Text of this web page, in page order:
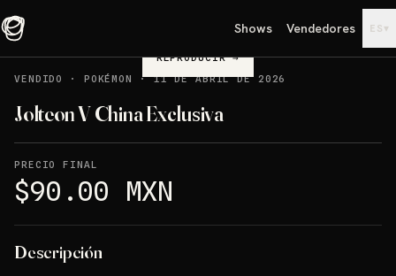
Shows Vendedores ES ▾
REPRODUCIR→
VENDIDO
· POKÉMON ·11 DE ABRIL DE 2026
Jolteon V China Exclusiva
PRECIO FINAL
$90.00 MXN
Descripción